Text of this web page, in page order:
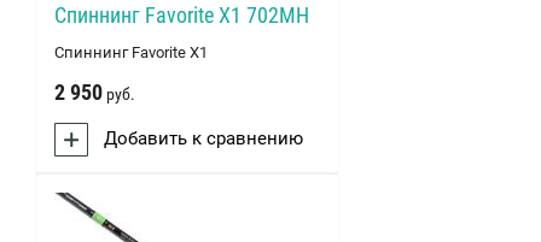
Спиннинг Favorite X1 702MH
Спиннинг Favorite X1
2 950 руб.
Добавить к сравнению